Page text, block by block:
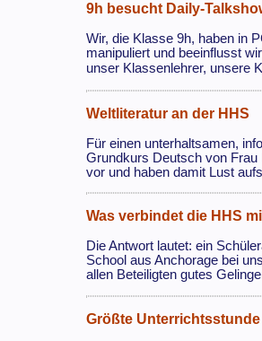
9h besucht Daily-
Wir, die Klasse 9h, haben in
manipuliert und beeinflusst
unser Klassenlehrer, unsere
Weltliteratur an der HHS
Für einen unterhaltsamen,
Grundkurs Deutsch von Frau
vor und haben damit Lust
Was verbindet die HHS
Die Antwort lautet: ein
School aus Anchorage bei
allen Beteiligten gutes
Größte